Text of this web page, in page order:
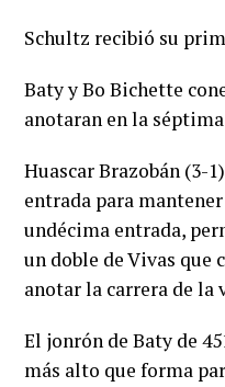
Schultz recibió su
Baty y Bo Bichette
anotaran en la
Huascar Brazobán (3-
entrada para
undécima entrada,
un doble de Vivas que
anotar la carrera de la
El jonrón de Baty de
más alto que forma